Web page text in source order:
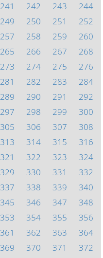
241 242 243
244
249 250 251
252
257 258 259
260
265 266 267
268
273 274 275
276
281 282 283
284
289 290 291
292
297 298 299
300
305 306 307
308
313 314 315
316
321 322 323
324
329 330 331
332
337 338 339
340
345 346 347
348
353 354 355
356
361 362 363
364
369 370 371
372